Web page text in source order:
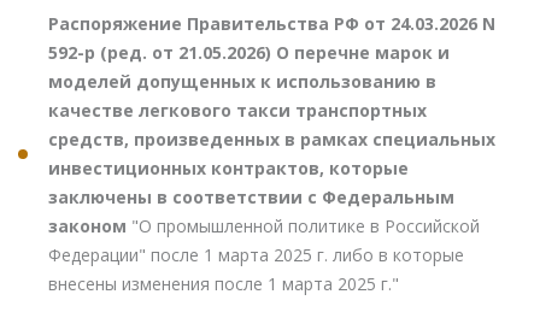
Распоряжение Правительства РФ от 24.03.2026 N
592-р (ред. от 21.05.2026) О перечне марок и
моделей допущенных к использованию в
качестве легкового такси транспортных
средств, произведенных в рамках специальных
инвестиционных контрактов, которые
заключены в соответствии с Федеральным
законом "О промышленной политике в Российской
Федерации" после 1 марта 2025 г. либо в которые
внесены изменения после 1 марта 2025 г."